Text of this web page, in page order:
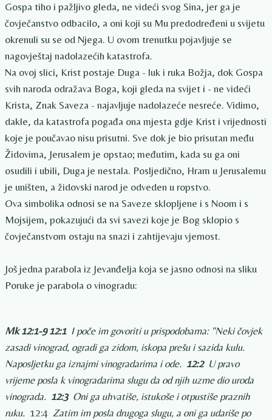
Gospa tiho i pažljivo gleda, ne videći svog Sina, jer ga je
čovječanstvo odbacilo, a oni koji su Mu predodređeni u svijetu
okrenuli su se od Njega. U ovom trenutku pojavljuje se
nagovještaj nadolazećih katastrofa.
Na ovoj slici, Krist postaje Duga - luk i ruka Božja, dok Gospa
svih naroda odražava Boga, koji gleda na svijet i - ne videći
Krista, Znak Saveza - najavljuje nadolazeće nesreće. Vidimo,
dakle, da katastrofa pogađa ona mjesta gdje Krist i vrijednosti
koje je poučavao nisu prisutni. Sve dok je bio prisutan među
Židovima, Jerusalem je opstao; međutim, kada su ga oni
osudili i ubili, Duga je nestala. Posljedično, Hram u Jerusalemu
je uništen, a židovski narod je odveden u ropstvo.
Ova simbolika odnosi se na Saveze sklopljene i s Noom i s
Mojsijem, pokazujući da svi savezi koje je Bog sklopio s
čovječanstvom ostaju na snazi ​​i zahtijevaju vjernost.
Još jedna parabola iz Jevanđelja koja se jasno odnosi na sliku
Poruke je parabola o vinogradu:
Mk 12:1-9 12:1 I poče im govoriti u prispodobama: "Neki čovjek
zasadi vinograd, ogradi ga zidom, iskopa prešu i sazida kulu.
Naposljetku ga iznajmi vinogradarima i ode. 12:2 U pravo
vrijeme posla k vinogradarima slugu da od njih uzme dio uroda
vinograda. 12:3 Oni ga uhvatiše, istukoše i otpustiše praznih
ruku. 12:4 Zatim im posla drugoga slugu, a oni ga udariše po